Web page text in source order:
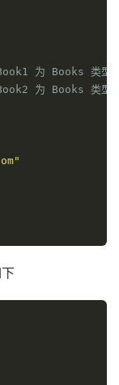
为 Books 类
为 Books 类